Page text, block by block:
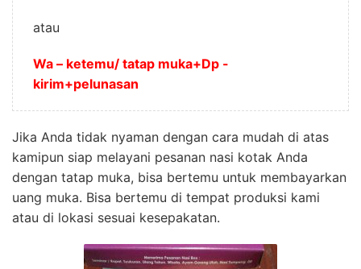
atau
Wa – ketemu/ tatap muka+Dp -
kirim+pelunasan
Jika Anda tidak nyaman dengan cara mudah di atas
kamipun siap melayani pesanan nasi kotak Anda
dengan tatap muka, bisa bertemu untuk membayarkan
uang muka. Bisa bertemu di tempat produksi kami
atau di lokasi sesuai kesepakatan.